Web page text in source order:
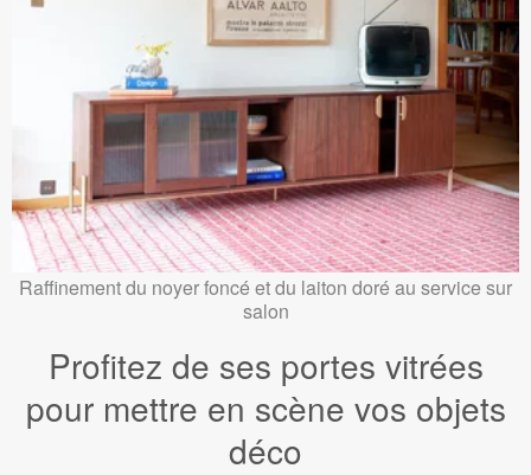
Raffinement du noyer foncé et du laiton doré au service sur
salon
Profitez de ses portes vitrées
pour mettre en scène vos objets
déco